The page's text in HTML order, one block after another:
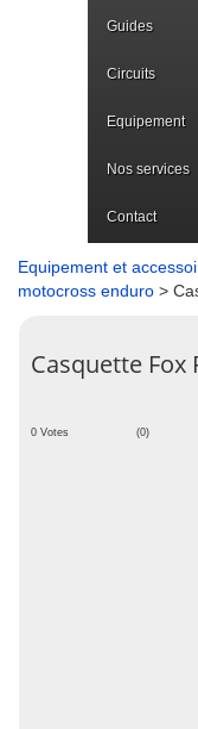
Guides
Circuits
Equipement
Nos services
Contact
Equipement et
motocross enduro >
Casquette Fox
0 Votes (0)